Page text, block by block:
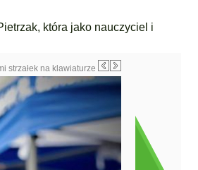
która jako nauczyciel i
strzałek na klawiaturze